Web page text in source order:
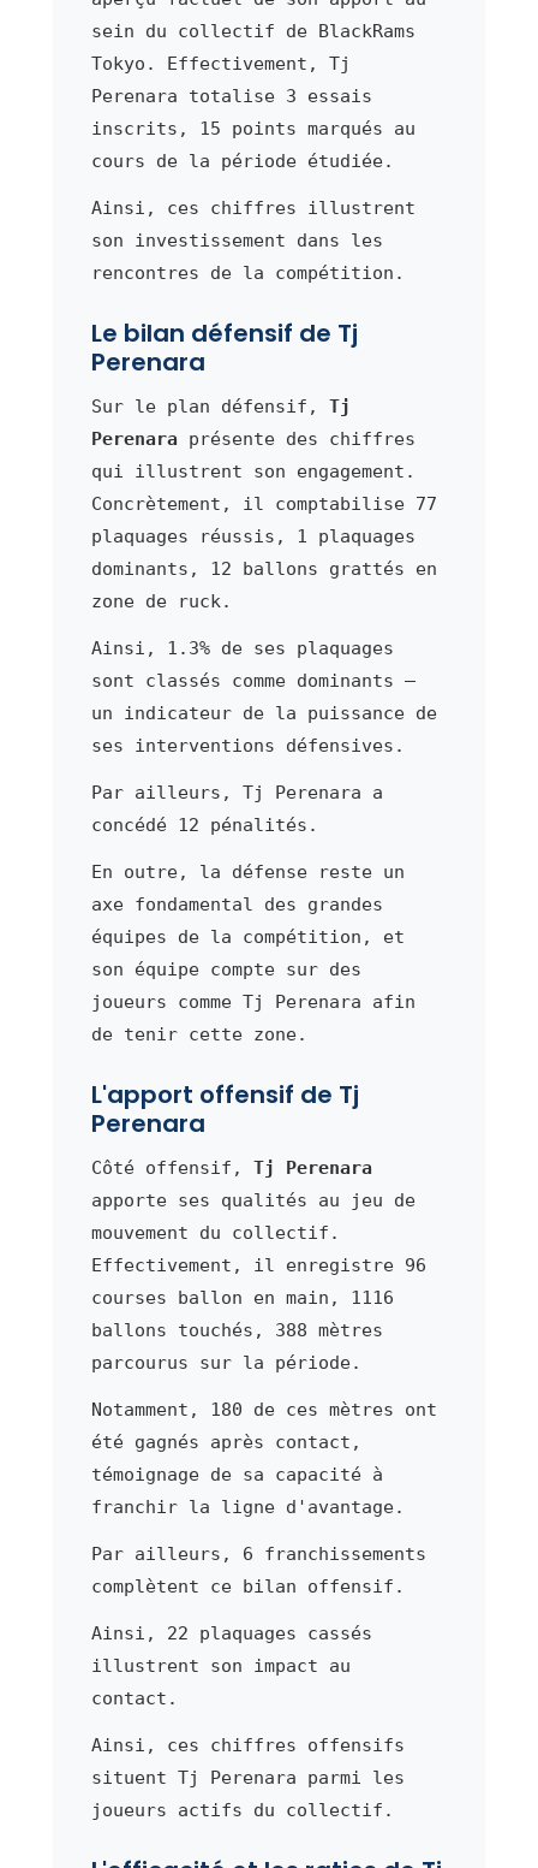
sein du collectif de BlackRams
Tokyo. Effectivement, Tj
Perenara totalise 3 essais
inscrits, 15 points marqués au
cours de la période étudiée.
Ainsi, ces chiffres illustrent
son investissement dans les
rencontres de la compétition.
Le bilan défensif de Tj
Perenara
Sur le plan défensif, Tj
Perenara présente des chiffres
qui illustrent son engagement.
Concrètement, il comptabilise 77
plaquages réussis, 1 plaquages
dominants, 12 ballons grattés en
zone de ruck.
Ainsi, 1.3% de ses plaquages
sont classés comme dominants —
un indicateur de la puissance de
ses interventions défensives.
Par ailleurs, Tj Perenara a
concédé 12 pénalités.
En outre, la défense reste un
axe fondamental des grandes
équipes de la compétition, et
son équipe compte sur des
joueurs comme Tj Perenara afin
de tenir cette zone.
L'apport offensif de Tj
Perenara
Côté offensif, Tj Perenara
apporte ses qualités au jeu de
mouvement du collectif.
Effectivement, il enregistre 96
courses ballon en main, 1116
ballons touchés, 388 mètres
parcourus sur la période.
Notamment, 180 de ces mètres ont
été gagnés après contact,
témoignage de sa capacité à
franchir la ligne d'avantage.
Par ailleurs, 6 franchissements
complètent ce bilan offensif.
Ainsi, 22 plaquages cassés
illustrent son impact au
contact.
Ainsi, ces chiffres offensifs
situent Tj Perenara parmi les
joueurs actifs du collectif.